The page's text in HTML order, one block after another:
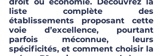
droit ou économie. Découvrez la
liste complète des
établissements proposant cette
voie d’excellence, pourtant
parfois méconnue, leurs
spécificités, et comment choisir la